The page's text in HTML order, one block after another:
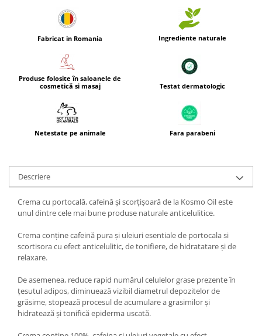
Fabricat in Romania Ingrediente naturale
Produse folosite în saloanele de
cosmetică si masaj
Testat dermatologic
Netestate pe animale Fara parabeni
Descriere
Crema cu portocală, cafeină și scorțișoară de la Kosmo Oil este
unul dintre cele mai bune produse naturale anticelulitice.
Crema conține cafeină pura și uleiuri esentiale de portocala si
scortisora cu efect anticelulitic, de tonifiere, de hidratatare și de
relaxare.
De asemenea, reduce rapid numărul celulelor grase prezente în
țesutul adipos, diminuează vizibil diametrul depozitelor de
grăsime, stopează procesul de acumulare a grasimilor și
hidratează și tonifică epiderma uscată.